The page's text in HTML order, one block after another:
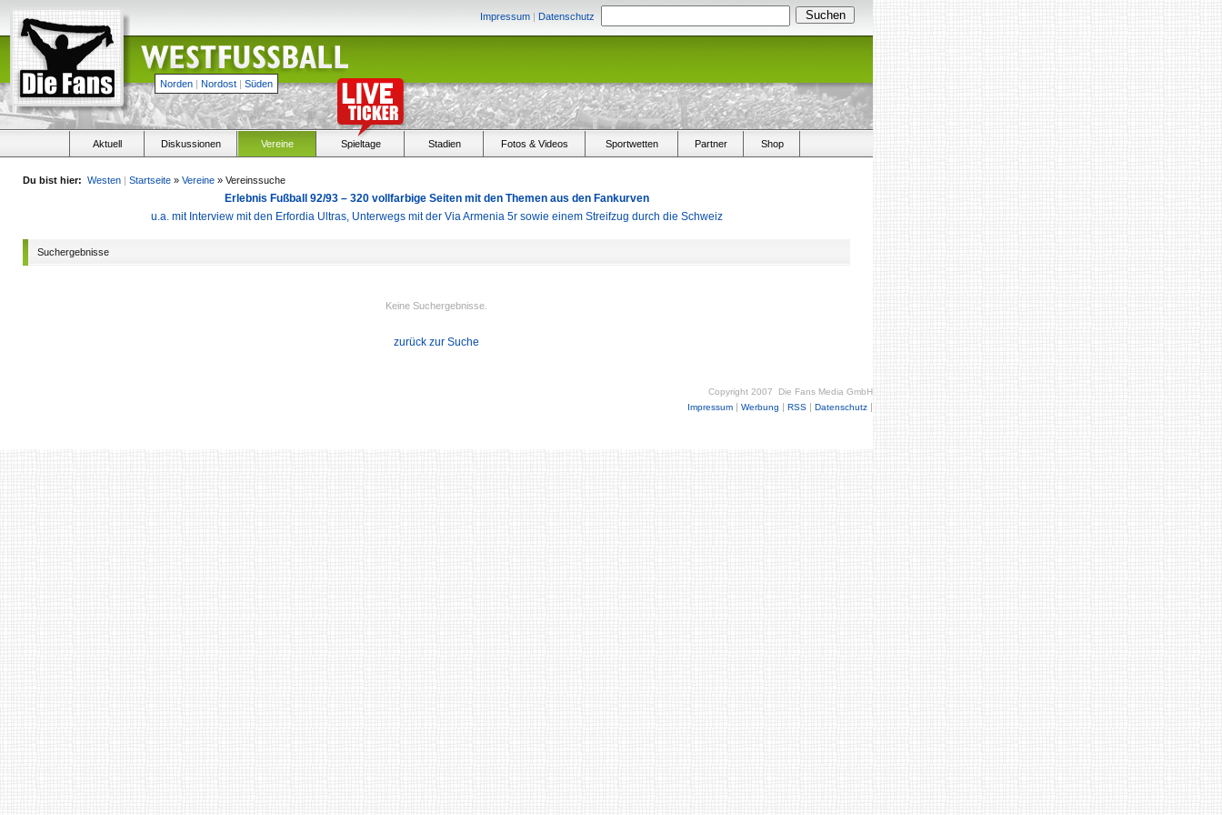
Impressum | Datenschutz
Norden | Nordost | Süden
Aktuell Diskussionen Vereine Spieltage Stadien Fotos & Videos Sportwetten Partner Shop
Du bist hier: Westen | Startseite » Vereine » Vereinssuche
Erlebnis Fußball 92/93 – 320 vollfarbige Seiten mit den Themen aus den Fankurven
u.a. mit Interview mit den Erfordia Ultras, Unterwegs mit der Via Armenia 5r sowie einem Streifzug durch die Schweiz
Suchergebnisse
Keine Suchergebnisse.
zurück zur Suche
Copyright 2007 Die Fans Media GmbH
Impressum | Werbung | RSS | Datenschutz |